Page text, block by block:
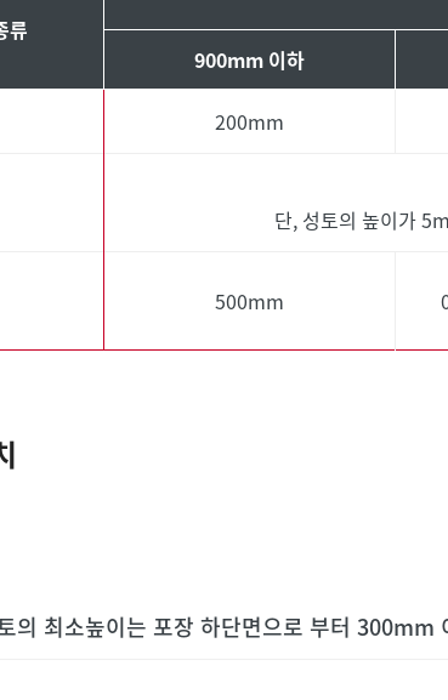
류
900mm 이하
200mm
단, 성토의 높이가
500mm
의 최소높이는 포장 하단면으로 부터